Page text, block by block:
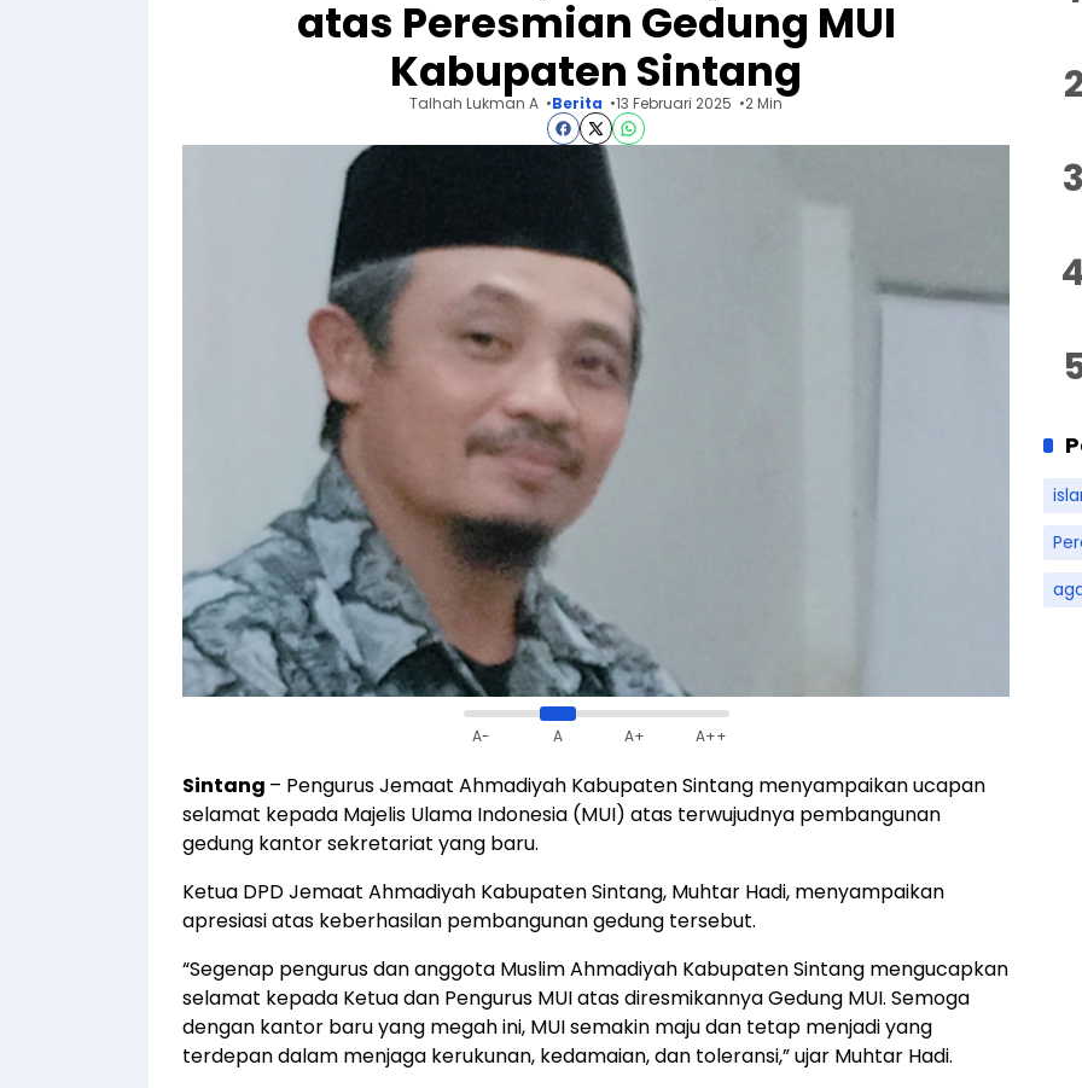
atas Peresmian Gedung MUI
Kabupaten Sintang
Talhah Lukman A Berita 13 Februari 2025 2 Min
A- A A+ A++
Sintang – Pengurus Jemaat Ahmadiyah Kabupaten Sintang menyampaikan ucapan
selamat kepada Majelis Ulama Indonesia (MUI) atas terwujudnya pembangunan
gedung kantor sekretariat yang baru.
Ketua DPD Jemaat Ahmadiyah Kabupaten Sintang, Muhtar Hadi, menyampaikan
apresiasi atas keberhasilan pembangunan gedung tersebut.
“Segenap pengurus dan anggota Muslim Ahmadiyah Kabupaten Sintang mengucapkan
selamat kepada Ketua dan Pengurus MUI atas diresmikannya Gedung MUI. Semoga
dengan kantor baru yang megah ini, MUI semakin maju dan tetap menjadi yang
terdepan dalam menjaga kerukunan, kedamaian, dan toleransi,” ujar Muhtar Hadi.